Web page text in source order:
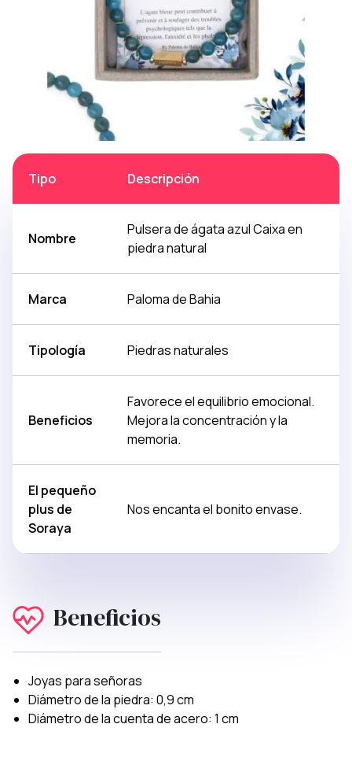
Tipo Descripción
Nombre
Pulsera de ágata azul Caixa en
piedra natural
Marca Paloma de Bahia
Tipología Piedras naturales
Beneficios
Favorece el equilibrio emocional.
Mejora la concentración y la
memoria.
El pequeño
plus de
Soraya
Nos encanta el bonito envase.
Beneficios
Joyas para señoras
Diámetro de la piedra: 0,9 cm
Diámetro de la cuenta de acero: 1 cm